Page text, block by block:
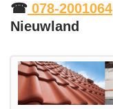
☎ 078-2001064
Nieuwland